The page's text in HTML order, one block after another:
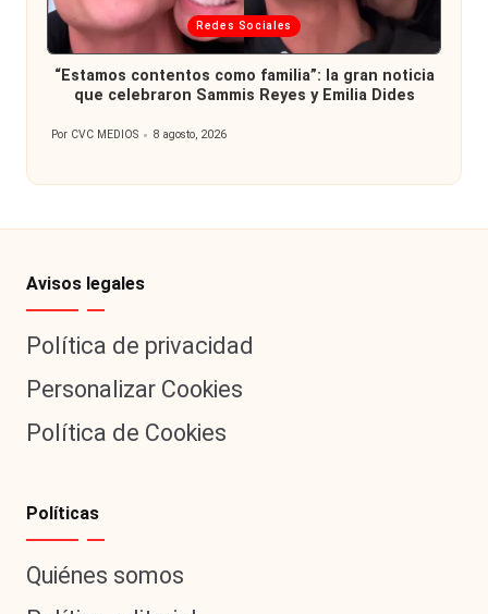
Publicada
en
Redes Sociales
“Estamos contentos como familia”: la gran noticia
que celebraron Sammis Reyes y Emilia Dides
Por CVC MEDIOS 8 agosto, 2026
Avisos legales
Política de privacidad
Personalizar Cookies
Política de Cookies
Políticas
Quiénes somos